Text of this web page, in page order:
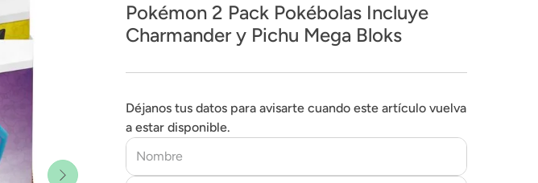
Pokémon 2 Pack Pokébolas Incluye
Charmander y Pichu Mega Bloks
Déjanos tus datos para avisarte cuando este artículo vuelva
a estar disponible.